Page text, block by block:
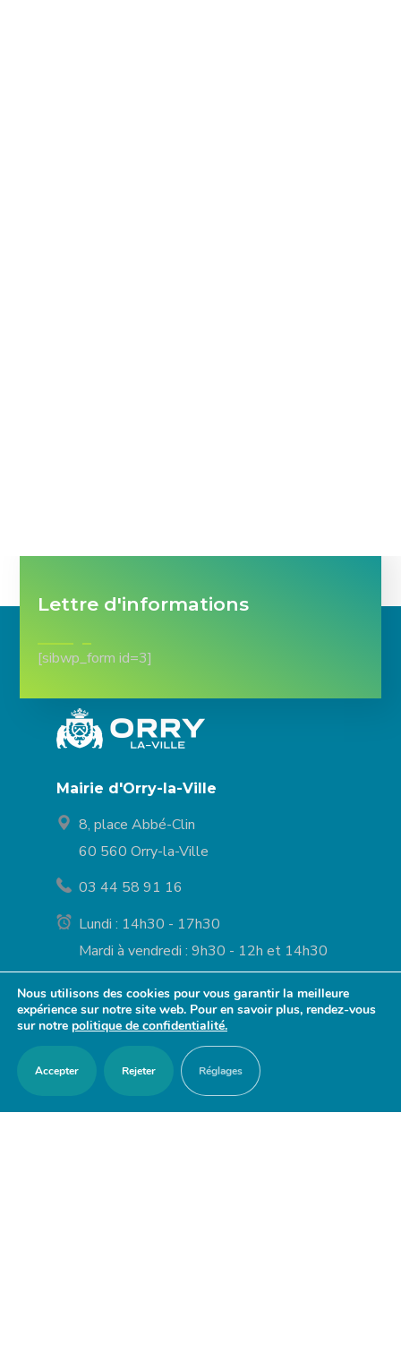
Lettre d'informations
[sibwp_form id=3]
Mairie d'Orry-la-Ville
8, place Abbé-Clin
60 560 Orry-la-Ville
03 44 58 91 16
Lundi : 14h30 - 17h30
Mardi à vendredi : 9h30 - 12h et 14h30
- 17h30
Samedi : 9h30 - 12h
Nous utilisons des cookies pour vous garantir la meilleure
expérience sur notre site web. Pour en savoir plus, rendez-vous
sur notre politique de confidentialité.
Accepter Rejeter Réglages